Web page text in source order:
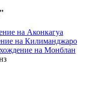
на Аконкагуа
на Килиманджаро
на Монблан